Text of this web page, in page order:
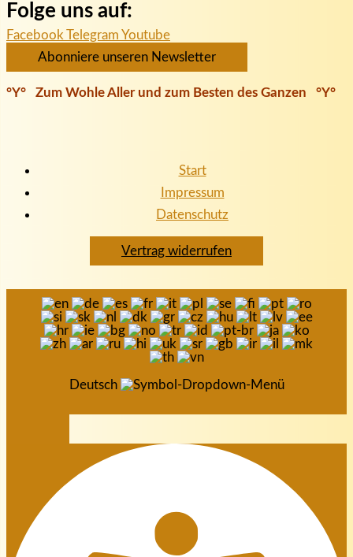
Folge uns auf:
Facebook Telegram Youtube
Abonniere unseren Newsletter
°Y° Zum Wohle Aller und zum Besten des Ganzen °Y°
Start
Impressum
Datenschutz
Vertrag widerrufen
Deutsch